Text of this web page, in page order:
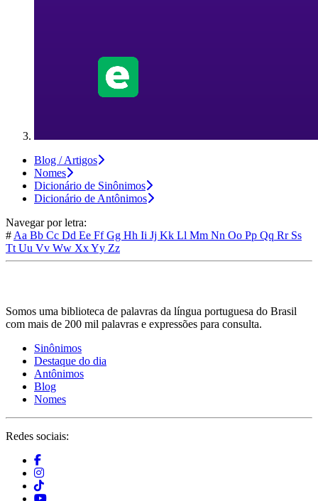
Blog / Artigos
Nomes
Dicionário de Sinônimos
Dicionário de Antônimos
Navegar por letra:
# Aa Bb Cc Dd Ee FfGg Hh Ii Jj Kk Ll Mm Nn Oo Pp Qq Rr Ss
Tt Uu Vv Ww XxYy Zz
Somos uma biblioteca de palavras da língua portuguesa do Brasil
com mais de 200 mil palavras e expressões para consulta.
Sinônimos
Destaque do dia
Antônimos
Blog
Nomes
Redes sociais: